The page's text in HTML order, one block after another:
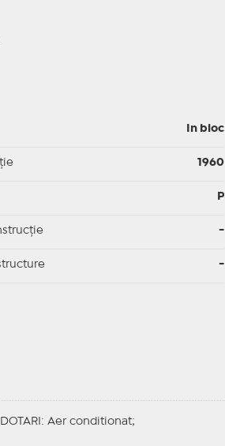
In bloc
1960
P
-
-
DOTARI : Aer conditionat;